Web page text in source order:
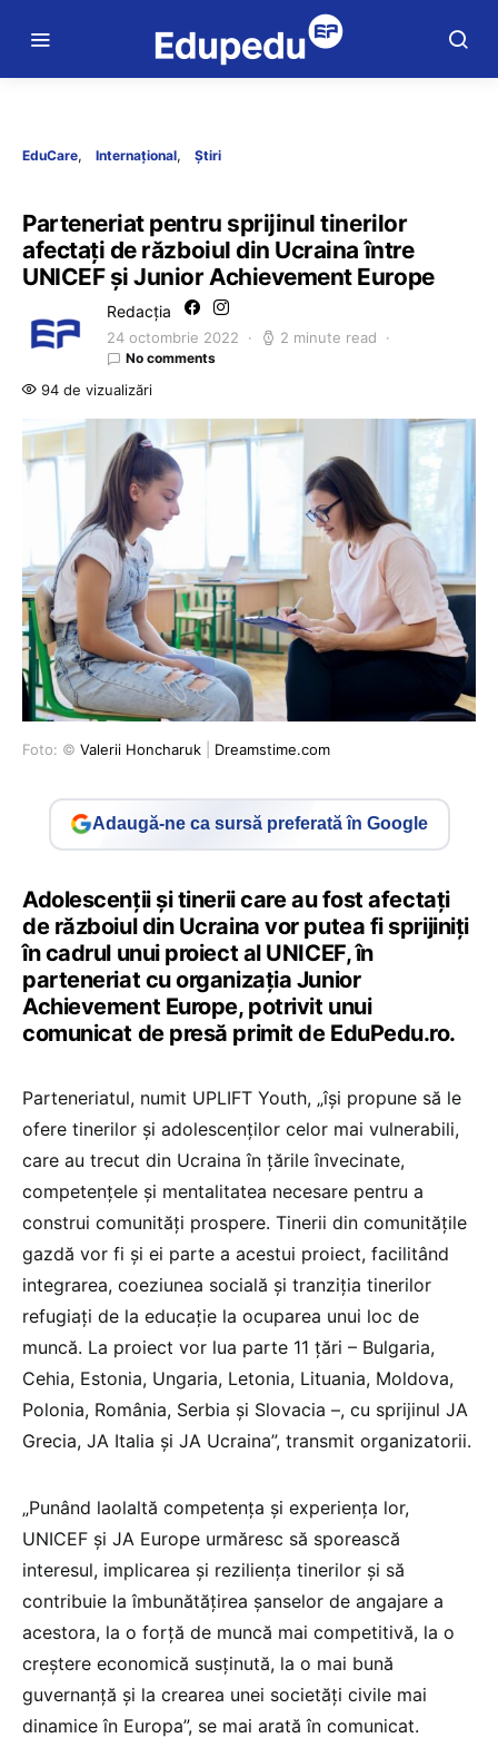
EduCare Internațional Știri
Parteneriat pentru sprijinul tinerilor
afectați de războiul din Ucraina între
UNICEF și Junior Achievement Europe
Redacția
24 octombrie 2022 2 minute read
No comments
94 de vizualizări
Foto: © Valerii Honcharuk Dreamstime.com
Adaugă-ne ca sursă preferată în Google
Adolescenții și tinerii care au fost afectați
de războiul din Ucraina vor putea fi sprijiniți
în cadrul unui proiect al UNICEF, în
parteneriat cu organizația Junior
Achievement Europe, potrivit unui
comunicat de presă primit de EduPedu.ro.
Parteneriatul, numit UPLIFT Youth, „își propune să le
ofere tinerilor și adolescenților celor mai vulnerabili,
care au trecut din Ucraina în țările învecinate,
competențele și mentalitatea necesare pentru a
construi comunități prospere. Tinerii din comunitățile
gazdă vor fi și ei parte a acestui proiect, facilitând
integrarea, coeziunea socială și tranziția tinerilor
refugiați de la educație la ocuparea unui loc de
muncă. La proiect vor lua parte 11 țări – Bulgaria,
Cehia, Estonia, Ungaria, Letonia, Lituania, Moldova,
Polonia, România, Serbia și Slovacia –, cu sprijinul JA
Grecia, JA Italia și JA Ucraina”, transmit organizatorii.
„Punând laolaltă competența și experiența lor,
UNICEF și JA Europe urmăresc să sporească
interesul, implicarea și reziliența tinerilor și să
contribuie la îmbunătățirea șanselor de angajare a
acestora, la o forță de muncă mai competitivă, la o
creștere economică susținută, la o mai bună
guvernanță și la crearea unei societăți civile mai
dinamice în Europa”, se mai arată în comunicat.